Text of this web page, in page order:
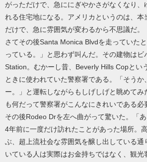
がっただけで、急ににぎやかさがなくなり、
れる住宅地になる。アメリカというのは、本
だけで、急に雰囲気が変わるから不思議だ。
さてその後Santa Monica Blvdを走っていた
っている。」と思わず叫んだ。その建物はビ
Station。むかーし昔、Beverly Hills Copとい
ときに使われていた警察署である。「そうか
ー。」と運転しながらもしげしげと眺めてみ
も何だって警察署がこんなにきれいである必
その後Rodeo Drを左へ曲がって驚いた。「
4年前に一度だけ訪れたことがあった場所。
ぶ、超上流社会な雰囲気を醸し出している通
いている人は実際はお金持ちではなく、観光